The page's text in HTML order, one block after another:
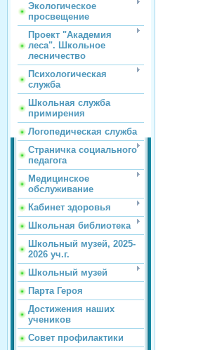
Экологическое
просвещение
Проект "Академия
леса". Школьное
лесничество
Психологическая
служба
Школьная служба
примирения
Логопедическая служба
Страничка социального
педагога
Медицинское
обслуживание
Кабинет здоровья
Школьная библиотека
Школьный музей, 2025-
2026 уч.г.
Школьный музей
Парта Героя
Достижения наших
учеников
Совет профилактики